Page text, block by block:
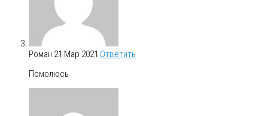
Роман 21 Мар 2021 Ответить
Помолюсь